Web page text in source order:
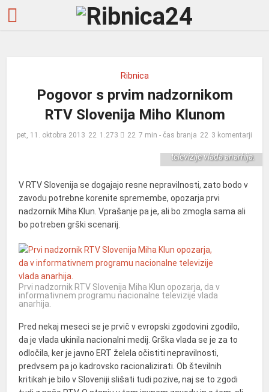
Ribnica
Pogovor s prvim nadzornikom
RTV Slovenija Miho Klunom
pet, 11. oktobra 2013 1.273 7 min - čas branja 3 komentarji
Prvi nadzornik RTV
opozarja, da v
informativnem
televizije vlada anarhija.
V RTV Slovenija se dogajajo resne nepravilnosti, zato bodo v
zavodu potrebne korenite spremembe, opozarja prvi
nadzornik Miha Klun. Vprašanje pa je, ali bo zmogla sama ali
bo potreben grški scenarij.
Prvi nadzornik RTV Slovenija Miha Klun opozarja, da v
informativnem programu nacionalne televizije vlada
anarhija.
Pred nekaj meseci se je prvič v evropski zgodovini zgodilo,
da je vlada ukinila nacionalni medij. Grška vlada se je za to
odločila, ker je javno ERT želela očistiti nepravilnosti,
predvsem pa jo kadrovsko racionalizirati. Ob številnih
kritikah je bilo v Sloveniji slišati tudi pozive, naj se to zgodi